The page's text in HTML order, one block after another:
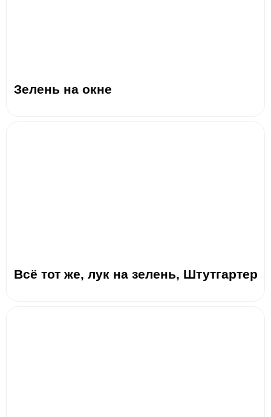
Зелень на окне
Всё тот же, лук на зелень, Штутгартер